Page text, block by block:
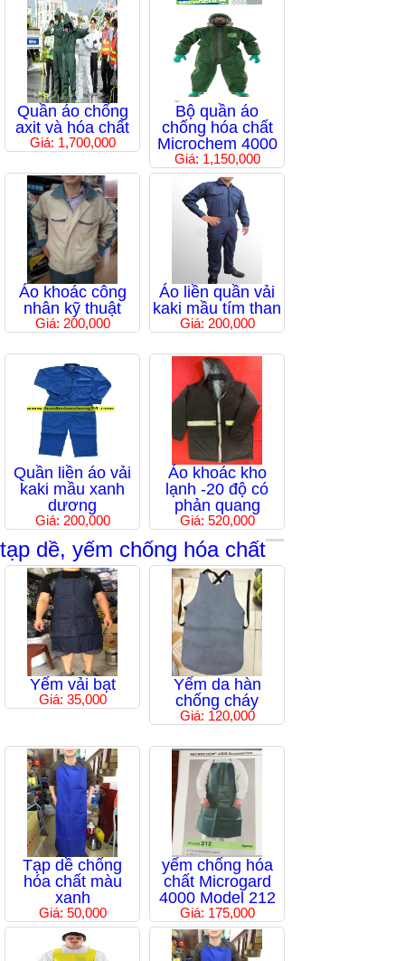
Quần áo chống
axit và hóa chất
Giá: 1,700,000
Bộ quần áo
chống hóa chất
Microchem 4000
Giá: 1,150,000
Áo khoác công
nhân kỹ thuật
Giá: 200,000
Áo liền quần vải
kaki mầu tím than
Giá: 200,000
Quần liền áo vải
kaki mầu xanh
dương
Giá: 200,000
Áo khoác kho
lạnh -20 độ có
phản quang
Giá: 520,000
tạp dề, yếm chống hóa chất
Yếm vải bạt
Giá: 35,000
Yếm da hàn
chống cháy
Giá: 120,000
Tạp dề chống
hóa chất màu
xanh
Giá: 50,000
yếm chống hóa
chất Microgard
4000 Model 212
Giá: 175,000